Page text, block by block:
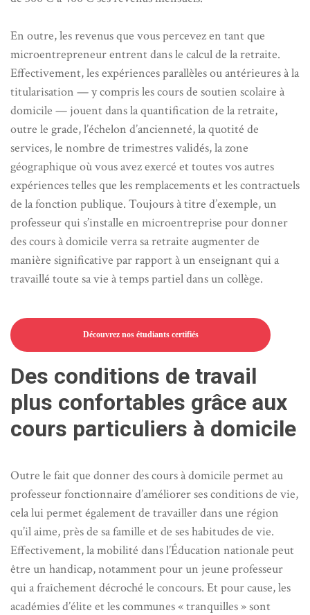
En outre, les revenus que vous percevez en tant que
microentrepreneur entrent dans le calcul de la retraite.
Effectivement, les expériences parallèles ou antérieures à la
titularisation — y compris les cours de soutien scolaire à
domicile — jouent dans la quantification de la retraite,
outre le grade, l’échelon d’ancienneté, la quotité de
services, le nombre de trimestres validés, la zone
géographique où vous avez exercé et toutes vos autres
expériences telles que les remplacements et les contractuels
de la fonction publique. Toujours à titre d’exemple, un
professeur qui s’installe en microentreprise pour donner
des cours à domicile verra sa retraite augmenter de
manière significative par rapport à un enseignant qui a
travaillé toute sa vie à temps partiel dans un collège.
Découvrez nos étudiants certifiés
Des conditions de travail
plus confortables grâce aux
cours particuliers à domicile
Outre le fait que donner des cours à domicile permet au
professeur fonctionnaire d’améliorer ses conditions de vie,
cela lui permet également de travailler dans une région
qu’il aime, près de sa famille et de ses habitudes de vie.
Effectivement, la mobilité dans l’Éducation nationale peut
être un handicap, notamment pour un jeune professeur
qui a fraîchement décroché le concours. Et pour cause, les
académies d’élite et les communes « tranquilles » sont